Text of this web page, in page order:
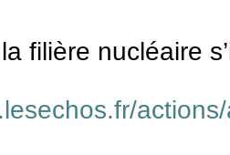
filière nucléaire